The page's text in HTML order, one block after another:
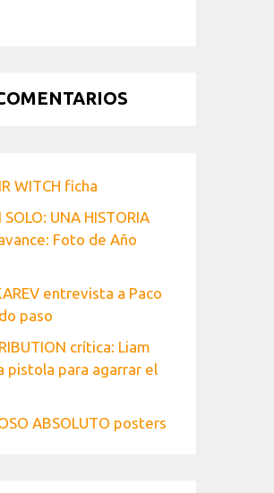
WITCH ficha
SOLO: UNA HISTORIA
Foto de Año
entrevista a Paco
paso
crítica: Liam
pistola para agarrar el
ABSOLUTO posters